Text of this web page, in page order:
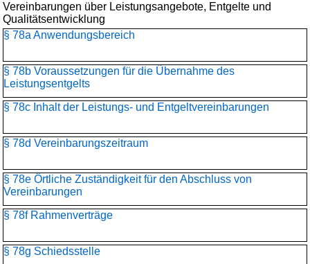
Vereinbarungen über Leistungsangebote, Entgelte und
Qualitätsentwicklung
§ 78a Anwendungsbereich
§ 78b Voraussetzungen für die Übernahme des
Leistungsentgelts
§ 78c Inhalt der Leistungs- und Entgeltvereinbarungen
§ 78d Vereinbarungszeitraum
§ 78e Örtliche Zuständigkeit für den Abschluss von
Vereinbarungen
§ 78f Rahmenverträge
§ 78g Schiedsstelle